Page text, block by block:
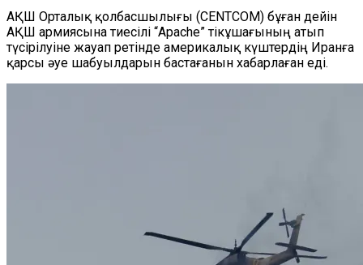
АҚШ Орталық қолбасшылығы (CENTCOM) бұған дейін
АҚШ армиясына тиесілі “Apache” тікұшағының атып
түсірілуіне жауап ретінде америкалық күштердің Иранға
қарсы әуе шабуылдарын бастағанын хабарлаған еді.